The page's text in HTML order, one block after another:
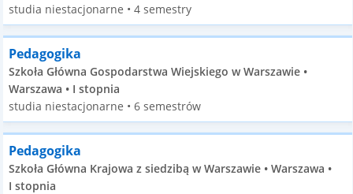
studia niestacjonarne • 4 semestry
Pedagogika
Szkoła Główna Gospodarstwa Wiejskiego w Warszawie •
Warszawa • I stopnia
studia niestacjonarne • 6 semestrów
Pedagogika
Szkoła Główna Krajowa z siedzibą w Warszawie • Warszawa •
I stopnia